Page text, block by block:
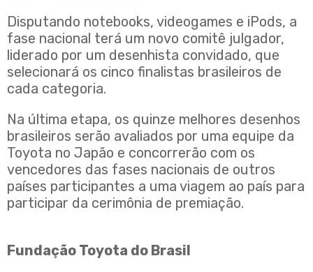
Disputando notebooks, videogames e iPods, a
fase nacional terá um novo comitê julgador,
liderado por um desenhista convidado, que
selecionará os cinco finalistas brasileiros de
cada categoria.
Na última etapa, os quinze melhores desenhos
brasileiros serão avaliados por uma equipe da
Toyota no Japão e concorrerão com os
vencedores das fases nacionais de outros
países participantes a uma viagem ao país para
participar da cerimônia de premiação.
Fundação Toyota do Brasil